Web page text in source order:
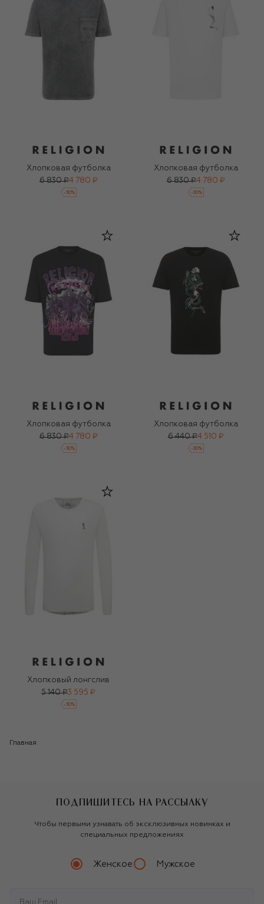
Хлопковая футболка
6 830 ₽4 780 ₽
-30%
Хлопковая футболка
6 830 ₽4 780 ₽
-30%
Хлопковая футболка
6 830 ₽4 780 ₽
-30%
Хлопковая футболка
6 440 ₽4 510 ₽
-30%
Хлопковый лонгслив
5 140 ₽3 595 ₽
-30%
Главная
ПОДПИШИТЕСЬ НА РАССЫЛКУ
Чтобы первыми узнавать об эксклюзивных новинках и
специальных предложениях
Женское Мужское